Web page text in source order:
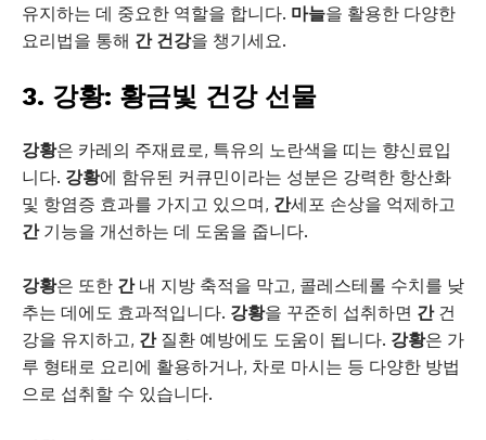
유지하는 데 중요한 역할을 합니다. 마늘을 활용한 다양한
요리법을 통해 간 건강을 챙기세요.
3. 강황: 황금빛 건강 선물
강황은 카레의 주재료로, 특유의 노란색을 띠는 향신료입
니다. 강황에 함유된 커큐민이라는 성분은 강력한 항산화
및 항염증 효과를 가지고 있으며, 간세포 손상을 억제하고
간기능을 개선하는 데 도움을 줍니다.
강황은 또한 간내 지방 축적을 막고, 콜레스테롤 수치를 낮
추는 데에도 효과적입니다. 강황을 꾸준히 섭취하면 간건
강을 유지하고, 간질환 예방에도 도움이 됩니다. 강황은 가
루 형태로 요리에 활용하거나, 차로 마시는 등 다양한 방법
으로 섭취할 수 있습니다.